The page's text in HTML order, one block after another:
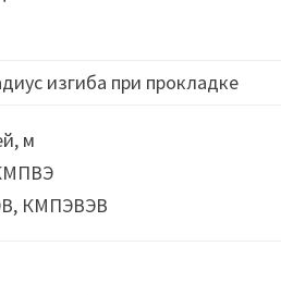
изгиба при прокладке
м
КМПЭВЭВ